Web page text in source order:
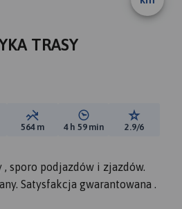
TRASY
przewyższeń:
Suma spadków:
564 m Średni czas potrzebny
4 h 59 min Ocena
2.9/6
sporo podjazdów i zjazdów.
Satysfakcja gwarantowana .